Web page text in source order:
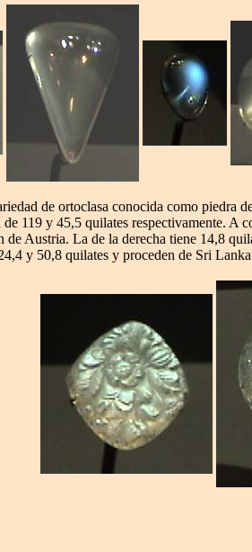
de ortoclasa conocida como piedra
119 y 45,5 quilates respectivamente. A
de Austria. La de la derecha tiene 14,8
y 50,8 quilates y proceden de Sri